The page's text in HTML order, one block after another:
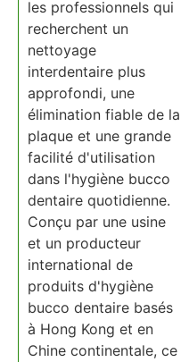
les professionnels qui
recherchent un
nettoyage
interdentaire plus
approfondi, une
élimination fiable de la
plaque et une grande
facilité d'utilisation
dans l'hygiène bucco
dentaire quotidienne.
Conçu par une usine
et un producteur
international de
produits d'hygiène
bucco dentaire basés
à Hong Kong et en
Chine continentale, ce